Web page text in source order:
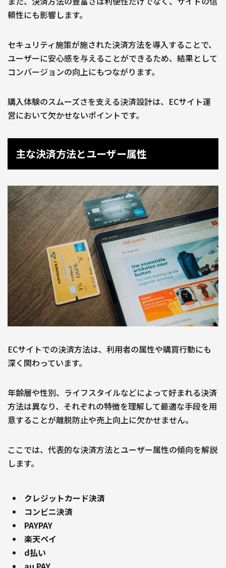
頼性にも影響します。
セキュリティ施策が施された決済方法を導入することで、
ユーザーに安心感を与えることができるため、結果として
コンバージョンの向上にもつながります。
購入体験のスムーズさを支える決済設計は、ECサイト運
営において欠かせないポイントです。
主な決済方法とユーザー属性
ECサイトでの決済方法は、利用者の属性や購買行動にも
深く関わっています。
年齢層や性別、ライフスタイルなどによって好まれる決済
方法は異なり、それぞれの特徴を理解して最適な手段を用
意することが離脱防止や売上向上に欠かせません。
ここでは、代表的な決済方法とユーザー属性の傾向を解説
します。
クレジットカード決済
コンビニ決済
PAYPAY
楽天ペイ
d払い